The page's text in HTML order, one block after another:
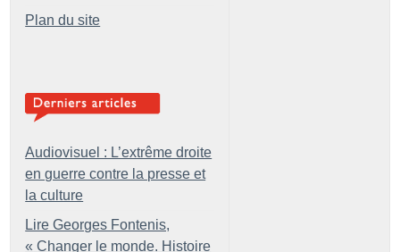
Plan du site
Audiovisuel : L’extrême droite
en guerre contre la presse et
la culture
Lire Georges Fontenis,
« Changer le monde. Histoire